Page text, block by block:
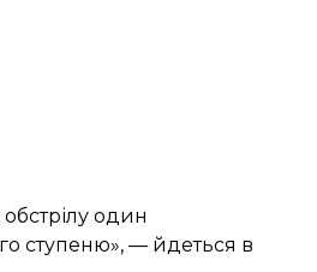
один
ступеню», — йдеться в